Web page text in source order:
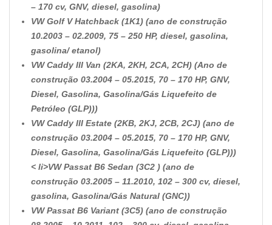
– 170 cv, GNV, diesel, gasolina)
VW Golf V Hatchback (1K1) (ano de construção
10.2003 – 02.2009, 75 – 250 HP, diesel, gasolina,
gasolina/ etanol)
VW Caddy III Van (2KA, 2KH, 2CA, 2CH) (Ano de
construção 03.2004 – 05.2015, 70 – 170 HP, GNV,
Diesel, Gasolina, Gasolina/Gás Liquefeito de
Petróleo (GLP)))
VW Caddy III Estate (2KB, 2KJ, 2CB, 2CJ) (ano de
construção 03.2004 – 05.2015, 70 – 170 HP, GNV,
Diesel, Gasolina, Gasolina/Gás Liquefeito (GLP)))
< li>VW Passat B6 Sedan (3C2 ) (ano de
construção 03.2005 – 11.2010, 102 – 300 cv, diesel,
gasolina, Gasolina/Gás Natural (GNC))
VW Passat B6 Variant (3C5) (ano de construção